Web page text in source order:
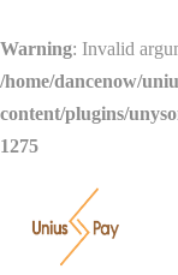
Warning: Invalid
/home/dancenow/
content/plugins/
1275